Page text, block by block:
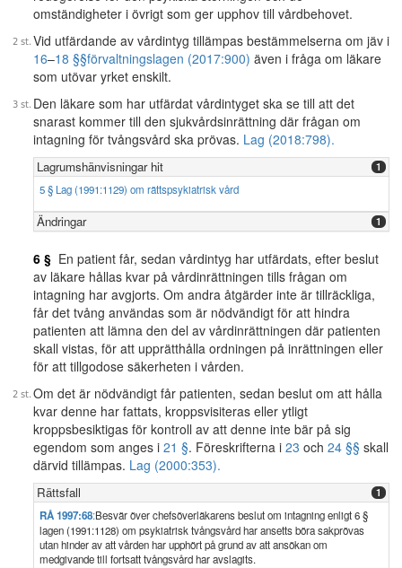
omständigheter i övrigt som ger upphov till vårdbehovet.
Vid utfärdande av vårdintyg tillämpas bestämmelserna om jäv i
16–18 §§förvaltningslagen (2017:900) även i fråga om läkare
som utövar yrket enskilt.
Den läkare som har utfärdat vårdintyget ska se till att det
snarast kommer till den sjukvårdsinrättning där frågan om
intagning för tvångsvård ska prövas. Lag (2018:798).
Lagrumshänvisningar hit 1
5 § Lag (1991:1129) om rättspsykiatrisk vård
Ändringar 1
6 § En patient får, sedan vårdintyg har utfärdats, efter beslut
av läkare hållas kvar på vårdinrättningen tills frågan om
intagning har avgjorts. Om andra åtgärder inte är tillräckliga,
får det tvång användas som är nödvändigt för att hindra
patienten att lämna den del av vårdinrättningen där patienten
skall vistas, för att upprätthålla ordningen på inrättningen eller
för att tillgodose säkerheten i vården.
Om det är nödvändigt får patienten, sedan beslut om att hålla
kvar denne har fattats, kroppsvisiteras eller ytligt
kroppsbesiktigas för kontroll av att denne inte bär på sig
egendom som anges i 21 §. Föreskrifterna i 23 och 24 §§ skall
därvid tillämpas. Lag (2000:353).
Rättsfall 1
RÅ 1997:68:Besvär över chefsöverläkarens beslut om intagning enligt 6 §
lagen (1991:1128) om psykiatrisk tvångsvård har ansetts böra sakprövas
utan hinder av att vården har upphört på grund av att ansökan om
medgivande till fortsatt tvångsvård har avslagits.